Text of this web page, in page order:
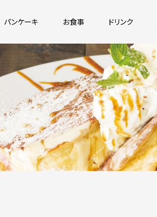
パンケーキ お食事 ドリンク